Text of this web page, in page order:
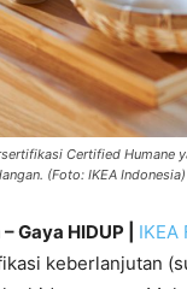
Certified Humane
(Foto: IKEA Indonesia)
Gaya HIDUP | IKEA
keberlanjutan